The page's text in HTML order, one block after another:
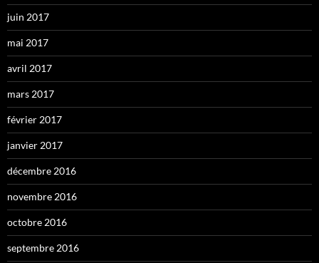
juin 2017
mai 2017
avril 2017
mars 2017
février 2017
janvier 2017
décembre 2016
novembre 2016
octobre 2016
septembre 2016